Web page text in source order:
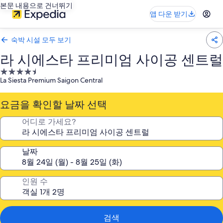
본문 내용으로 건너뛰기
앱 다운 받기
숙박 시설 모두 보기
라 시에스타 프리미엄 사이공 센트럴
4.5
성
급
숙
박
설
La Siesta Premium Saigon Central
요금을 확인할 날짜 선택
어디로 가세요?
날짜
인원 수
검색